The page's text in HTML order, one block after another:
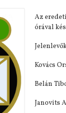
Az
órával
Kovács
Belán
Janovits